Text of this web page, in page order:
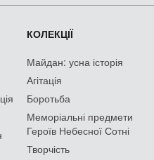
КОЛЕКЦІЇ
Майдан: усна історія
Агітація
Боротьба
Меморіальні предмети
Героїв Небесної Сотні
Творчість